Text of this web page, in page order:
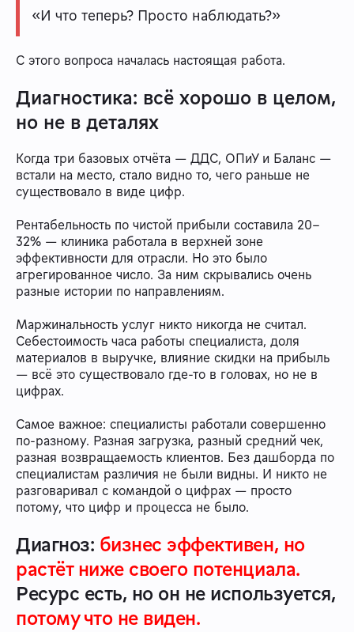
«И что теперь? Просто наблюдать?»
С этого вопроса началась настоящая работа.
Диагностика: всё хорошо в целом,
но не в деталях
Когда три базовых отчёта — ДДС, ОПиУ и Баланс —
встали на место, стало видно то, чего раньше не
существовало в виде цифр.
Рентабельность по чистой прибыли составила 20–
32% — клиника работала в верхней зоне
эффективности для отрасли. Но это было
агрегированное число. За ним скрывались очень
разные истории по направлениям.
Маржинальность услуг никто никогда не считал.
Себестоимость часа работы специалиста, доля
материалов в выручке, влияние скидки на прибыль
— всё это существовало где-то в головах, но не в
цифрах.
Самое важное: специалисты работали совершенно
по-разному. Разная загрузка, разный средний чек,
разная возвращаемость клиентов. Без дашборда по
специалистам различия не были видны. И никто не
разговаривал с командой о цифрах — просто
потому, что цифр и процесса не было.
Диагноз: бизнес эффективен, но
растёт ниже своего потенциала.
Ресурс есть, но он не используется,
потому что не виден.